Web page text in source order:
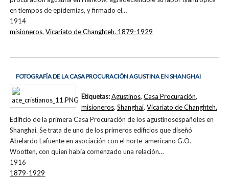
en tiempos de epidemias, y firmado el…
1914
misioneros,Vicariato de Changhteh. 1879-1929
FOTOGRAFÍA DE LA CASA PROCURACIÓN AGUSTINA EN SHANGHAI
Edificio de la primera Casa Procuración de los agustinosespañoles en
Shanghai. Se trata de uno de los primeros edificios que diseñó
Abelardo Lafuente en asociación con el norte-americano G.O.
Wootten, con quien había comenzado una relación…
1916
Etiquetas:Agustinos, Casa Procuración,
misioneros, Shanghai, Vicariato de Changhteh.
1879-1929